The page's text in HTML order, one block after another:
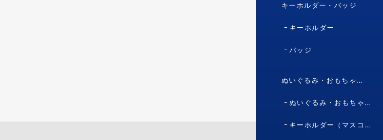
キーホルダー・バッジ
キーホルダー
バッジ
ぬいぐるみ・おもちゃ・マスコット・キャラクター
ぬいぐるみ・おもちゃ（マスコット・キャラクター）
キーホルダー（マスコット・キャラクター）